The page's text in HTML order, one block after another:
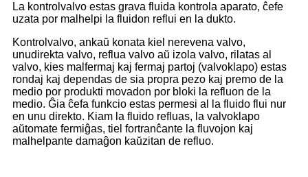
La kontrolvalvo estas grava fluida kontrola aparato, ĉefe
uzata por malhelpi la fluidon reflui en la dukto.
Kontrolvalvo, ankaŭ konata kiel nerevena valvo,
unudirekta valvo, reflua valvo aŭ izola valvo, rilatas al
valvo, kies malfermaj kaj fermaj partoj (valvoklapo) estas
rondaj kaj dependas de sia propra pezo kaj premo de la
medio por produkti movadon por bloki la refluon de la
medio. Ĝia ĉefa funkcio estas permesi al la fluido flui nur
en unu direkto. Kiam la fluido refluas, la valvoklapo
aŭtomate fermiĝas, tiel fortranĉante la fluvojon kaj
malhelpante damaĝon kaŭzitan de refluo.